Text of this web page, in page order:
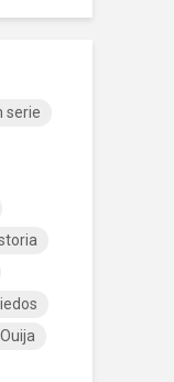
serie
Ouija